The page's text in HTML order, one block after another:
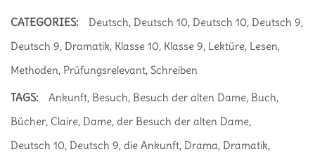
CATEGORIES: Deutsch, Deutsch 10, Deutsch 10, Deutsch 9,
Deutsch 9, Dramatik, Klasse 10, Klasse 9, Lektüre, Lesen,
Methoden, Prüfungsrelevant, Schreiben
TAGS: Ankunft, Besuch, Besuch der alten Dame, Buch,
Bücher, Claire, Dame, der Besuch der alten Dame,
Deutsch 10, Deutsch 9, die Ankunft, Drama, Dramatik,